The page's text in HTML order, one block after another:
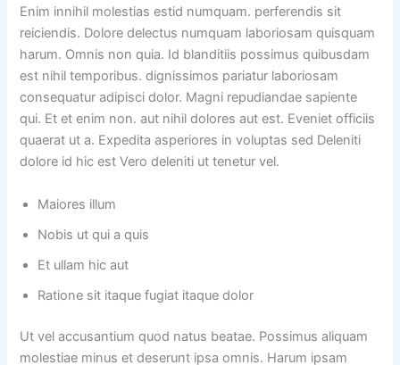
Enim innihil molestias estid numquam. perferendis sit
reiciendis. Dolore delectus numquam laboriosam quisquam
harum. Omnis non quia. Id blanditiis possimus quibusdam
est nihil temporibus. dignissimos pariatur laboriosam
consequatur adipisci dolor. Magni repudiandae sapiente
qui. Et et enim non. aut nihil dolores aut est. Eveniet officiis
quaerat ut a. Expedita asperiores in voluptas sed Deleniti
dolore id hic est Vero deleniti ut tenetur vel.
Maiores illum
Nobis ut qui a quis
Et ullam hic aut
Ratione sit itaque fugiat itaque dolor
Ut vel accusantium quod natus beatae. Possimus aliquam
molestiae minus et deserunt ipsa omnis. Harum ipsam